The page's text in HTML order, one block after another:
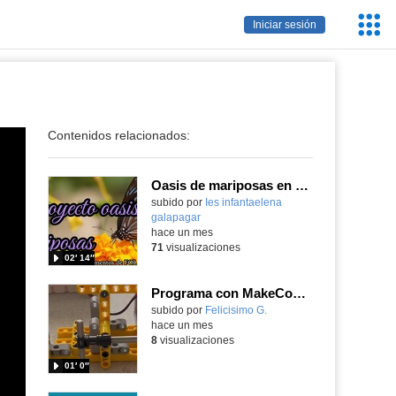
Iniciar sesión
Contenidos relacionados:
Oasis de mariposas en el IES Infanta Elena
subido por Ies infantaelena
galapagar
02′ 14″
-
hace un mes
71 visualizaciones
Programa con MakeCode microbit una estructura para transformar movimiento circular a un movimientolineal
Contenido educativo.
subido por Felicisimo G.
01′ 0″
hace un mes
8visualizaciones